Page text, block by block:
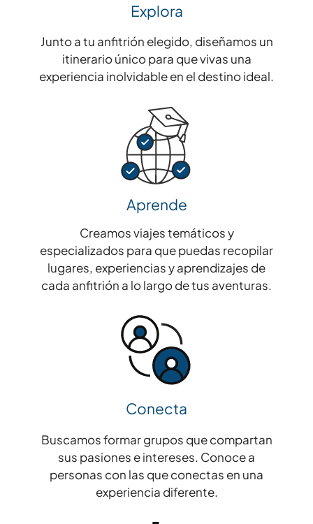
Explora
Junto a tu anfitrión elegido, diseñamos un
itinerario único para que vivas una
experiencia inolvidable en el destino ideal.
Aprende
Creamos viajes temáticos y
especializados para que puedas recopilar
lugares, experiencias y aprendizajes de
cada anfitrión a lo largo de tus aventuras.
Conecta
Buscamos formar grupos que compartan
sus pasiones e intereses. Conoce a
personas con las que conectas en una
experiencia diferente.